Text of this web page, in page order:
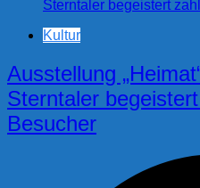
Kultur
Ausstellung
Sterntaler
Besucher